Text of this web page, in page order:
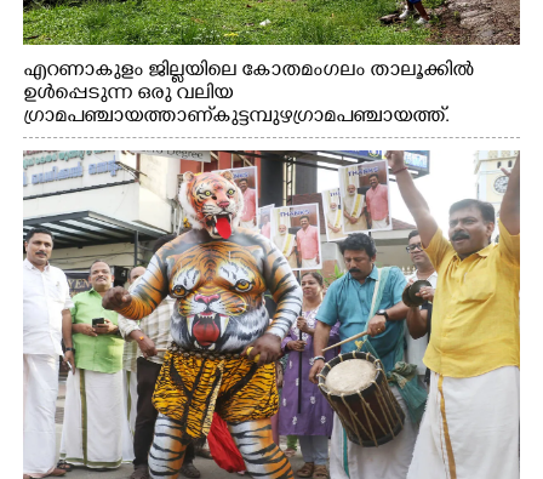
എറണാകുളം ജില്ലയിലെ കോതമംഗലം താലൂക്കിൽ
ഉൾപ്പെടുന്ന ഒരു വലിയ
ഗ്രാമപഞ്ചായത്താണ് കുട്ടമ്പുഴ ഗ്രാമ പഞ്ചായത്ത്.
ആദിവാസി ഊരുകളായ വെള്ളാരംകുത്ത്, കത്തിപ്പാറ,
ഉറിയംപെട്ടി, തേക്കല്ല്, വെട്ടിക്കല്ല്, മഞ്ചപ്പാറ എന്നീ ആറു
സ്ഥലങ്ങളിലേക്കുള്ള പ്രധാന സഞ്ചാര മാർഗമാണ് ഈ
കാണുന്ന കടത്ത് വള്ളം